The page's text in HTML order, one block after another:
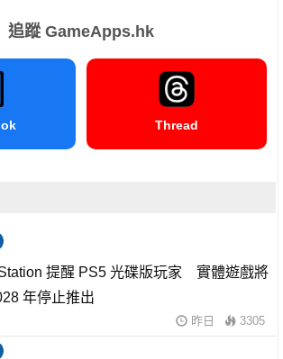
追蹤 GameApps.hk
Thread
提醒 PS5 光碟版玩家 實體遊戲將
年停止推出
昨日 3305